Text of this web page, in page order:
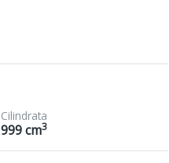
Cilindrata
999 cm3